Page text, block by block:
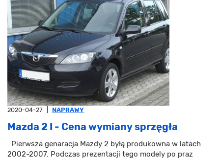
2020-04-27 NAPRAWY
Mazda 2 I - Cena wymiany sprzęgła
Pierwsza genaracja Mazdy 2 byłą produkowna w latach
2002-2007. Podczas prezentacji tego modely po praz